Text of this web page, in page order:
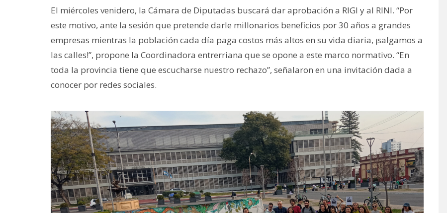
El miércoles venidero, la Cámara de Diputadas buscará dar aprobación a RIGI y al RINI. “Por
este motivo, ante la sesión que pretende darle millonarios beneficios por 30 años a grandes
empresas mientras la población cada día paga costos más altos en su vida diaria, ¡salgamos a
las calles!”, propone la Coordinadora entrerriana que se opone a este marco normativo. “En
toda la provincia tiene que escucharse nuestro rechazo”, señalaron en una invitación dada a
conocer por redes sociales.